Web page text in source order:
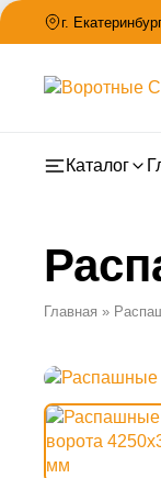
г.
Каталог
Главная »